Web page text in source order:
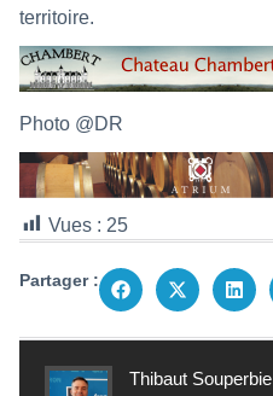
territoire.
Photo @DR
Vues : 25
Partager :
Thibaut Souperbie